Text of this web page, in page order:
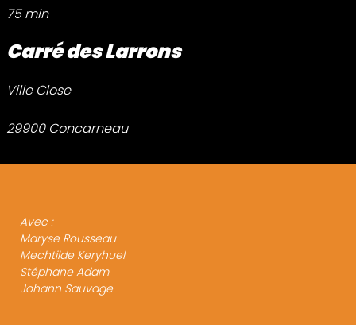
75 min
Carré des Larrons
Ville Close
29900 Concarneau
Avec :
Maryse Rousseau
Mechtilde Keryhuel
Stéphane Adam
Johann Sauvage